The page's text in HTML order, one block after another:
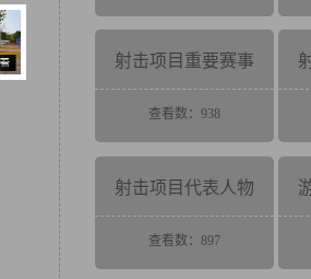
射击项目重要赛事
查看数：938
射击项目代表人物
查看数：897